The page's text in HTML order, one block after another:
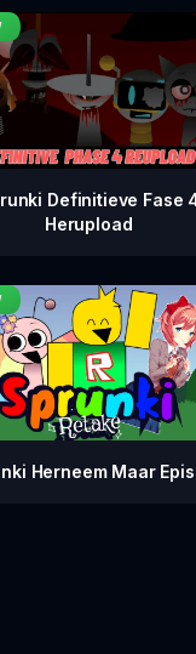
Definitieve Fase
Herupload
Herneem Maar